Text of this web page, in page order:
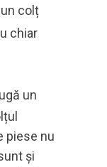
colț
chiar
un
piese nu
și